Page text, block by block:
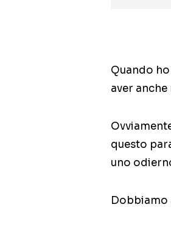
Quando
aver
questo
uno
Dobbiamo